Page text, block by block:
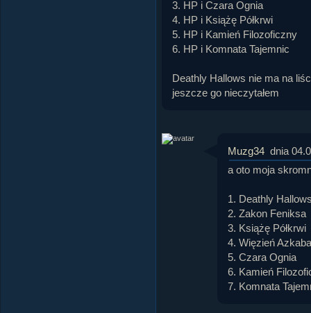
3. HP i Czara Ognia
4. HP i Książę Półkrwi
5. HP i Kamień Filozoficzny
6. HP i Komnata Tajemnic
Deathly Hallows nie ma na
jeszcze go nieczytałem
Muzg34 dnia
a oto moja
1. Deathly
2. Zakon Feniksa
3. Książę Półkrwi
4. Więzień
5. Czara Ognia
6. Kamień
7. Komnata